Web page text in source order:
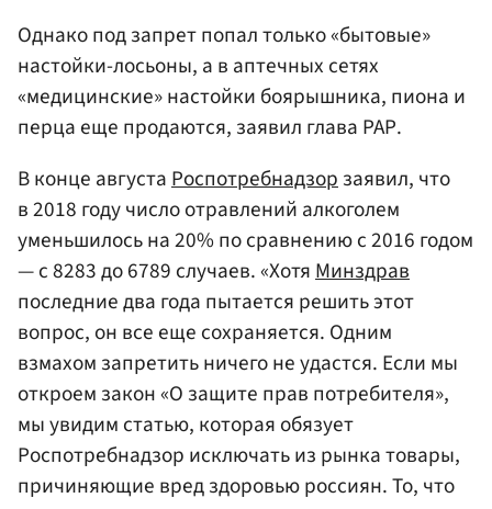
Однако под запрет попал только «бытовые»
настойки-лосьоны, а в аптечных сетях
«медицинские» настойки боярышника, пиона и
перца еще продаются, заявил глава РАР.
В конце августаРоспотребнадзорзаявил, что
в 2018 году число отравлений алкоголем
уменьшилось на 20% по сравнению с 2016 годом
— с 8283 до 6789 случаев. «ХотяМинздрав
последние два года пытается решить этот
вопрос, он все еще сохраняется. Одним
взмахом запретить ничего не удастся. Если мы
откроем закон «О защите прав потребителя»,
мы увидим статью, которая обязует
Роспотребнадзор исключать из рынка товары,
причиняющие вред здоровью россиян. То, что